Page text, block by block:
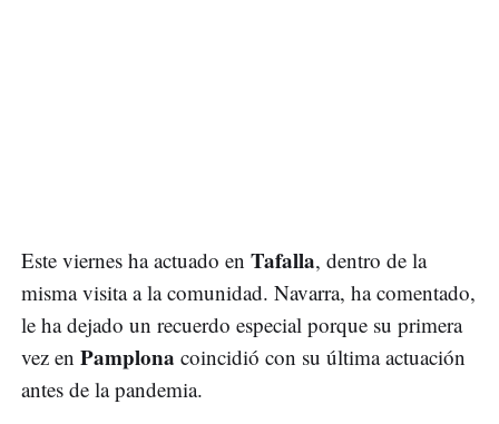
Este viernes ha actuado en Tafalla, dentro de la
misma visita a la comunidad. Navarra, ha comentado,
le ha dejado un recuerdo especial porque su primera
vez en Pamplona coincidió con su última actuación
antes de la pandemia.